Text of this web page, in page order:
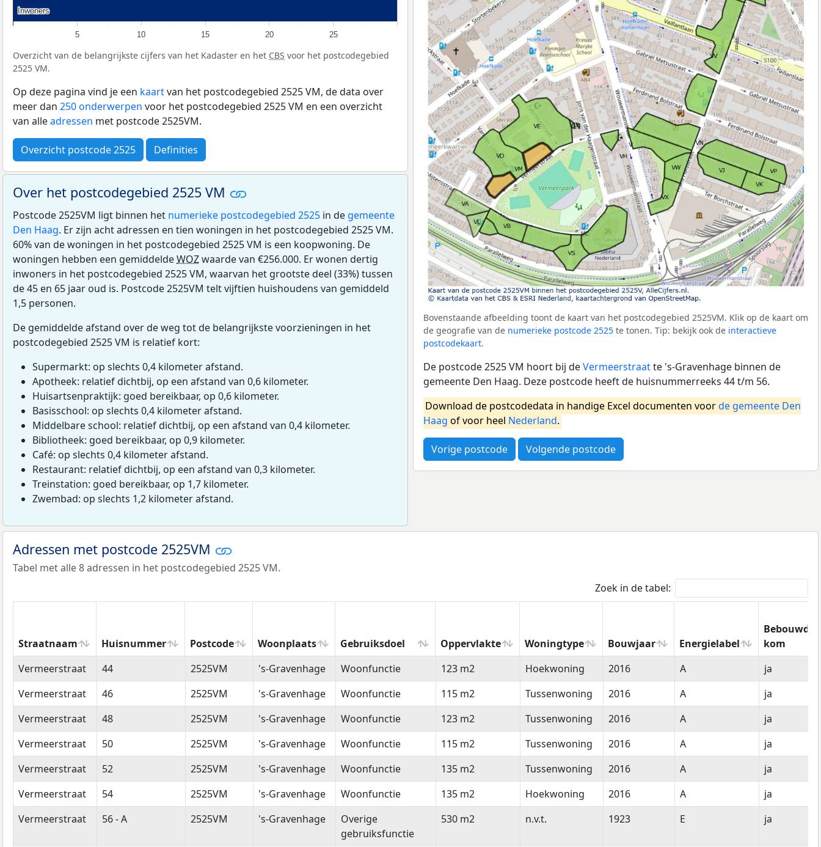
5 10 15 20 25
Inwoners
Inwoners
Overzicht van de belangrijkste cijfers van het Kadaster en het CBS voor het postcodegebied
2525 VM.
Op deze pagina vind je een kaartvan het postcodegebied 2525 VM, de data over
meer dan 250 onderwerpen voor het postcodegebied 2525 VM en een overzicht
van alleadressen met postcode 2525VM.
Overzicht postcode 2525 Definities
Over het postcodegebied 2525 VM
Postcode 2525VM ligt binnen het numerieke postcodegebied 2525 in de gemeente
Den Haag. Er zijn acht adressen en tien woningen in het postcodegebied 2525 VM.
60% van de woningen in het postcodegebied 2525 VM is een koopwoning. De
woningen hebben een gemiddeldeWOZwaarde van €256.000. Er wonen dertig
inwoners in het postcodegebied 2525 VM, waarvan het grootste deel (33%) tussen
de 45 en 65 jaar oud is. Postcode 2525VM telt vijftien huishoudens van gemiddeld
1,5 personen.
De gemiddelde afstand over de weg tot de belangrijkste voorzieningen in het
postcodegebied 2525 VM is relatief kort:
Supermarkt: op slechts 0,4 kilometer afstand.
Apotheek: relatief dichtbij, op een afstand van 0,6 kilometer.
Huisartsenpraktijk: goed bereikbaar, op 0,6 kilometer.
Basisschool: op slechts 0,4 kilometer afstand.
Middelbare school: relatief dichtbij, op een afstand van 0,4 kilometer.
Bibliotheek: goed bereikbaar, op 0,9 kilometer.
Café: op slechts 0,4 kilometer afstand.
Restaurant: relatief dichtbij, op een afstand van 0,3 kilometer.
Treinstation: goed bereikbaar, op 1,7 kilometer.
Zwembad: op slechts 1,2 kilometer afstand.
Bovenstaande afbeelding toont de kaart van het postcodegebied 2525VM. Klik op de kaart om
de geografie van de numerieke postcode 2525 te tonen. Tip: bekijk ook de interactieve
postcodekaart.
De postcode 2525 VM hoort bij deVermeerstraatte 's-Gravenhage binnen de
gemeente Den Haag. Deze postcode heeft de huisnummerreeks 44 t/m 56.
Download de postcodedata in handige Excel documenten voorde gemeente Den
Haag of voor heel Nederland.
Vorige postcode Volgende postcode
Adressen met postcode 2525VM
Tabel met alle 8 adressen in het postcodegebied 2525 VM.
Zoek in de tabel:
Straatnaam Huisnummer Postcode Woonplaats Gebruiksdoel Oppervlakte Woningtype Bouwjaar Energielabel
Bebouwde
kom
Straatnaam
Huisnummer Postcode Woonplaats Gebruiksdoel Oppervlakte Woningtype Bouwjaar Energielabel
Bebouwde
kom
Vermeerstraat 44 2525VM 's-Gravenhage Woonfunctie 123 m2 Hoekwoning 2016 A
ja
Vermeerstraat
46 2525VM 's-Gravenhage Woonfunctie 115 m2 Tussenwoning 2016 A
ja
Vermeerstraat
48 2525VM 's-Gravenhage Woonfunctie 123 m2 Tussenwoning 2016 A
ja
Vermeerstraat
50 2525VM 's-Gravenhage Woonfunctie 115 m2 Tussenwoning 2016 A
ja
Vermeerstraat
52 2525VM 's-Gravenhage Woonfunctie 135 m2 Tussenwoning 2016 A
ja
Vermeerstraat
54 2525VM 's-Gravenhage Woonfunctie 135 m2 Hoekwoning 2016 A
ja
Vermeerstraat
56 - A 2525VM 's-Gravenhage
Overige
gebruiksfunctie
530 m2 n.v.t. 1923 E ja